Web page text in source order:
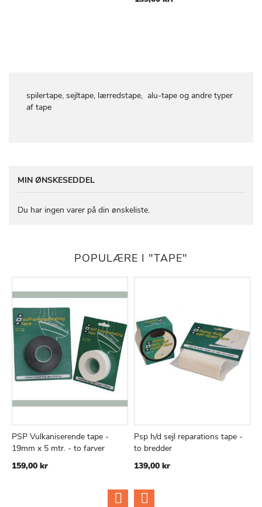
spilertape, sejltape, lærredstape, alu-tape og andre typer
af tape
MIN ØNSKESEDDEL
Du har ingen varer på din ønskeliste.
POPULÆRE I "TAPE"
Læg i kurv
TILFØJSAMMENLIGN
PSP Vulkaniserende tape -
19mm x 5 mtr. - to farver
159,00 kr
Læg i kurv
TILFØJ
Psp h/d sejl reparations tape -
to bredder
139,00 kr